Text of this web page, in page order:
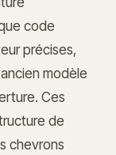
code
précises,
modèle
Ces
de
chevrons